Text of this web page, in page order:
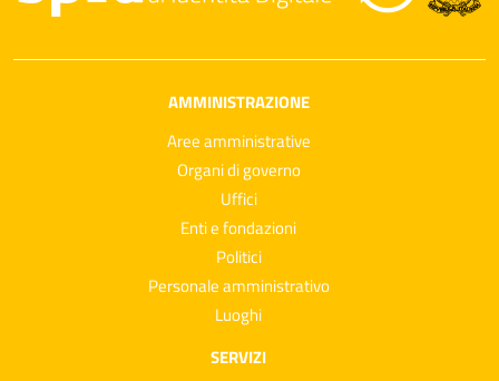
AMMINISTRAZIONE
Aree amministrative
Organi di governo
Uffici
Enti e fondazioni
Politici
Personale amministrativo
Luoghi
SERVIZI